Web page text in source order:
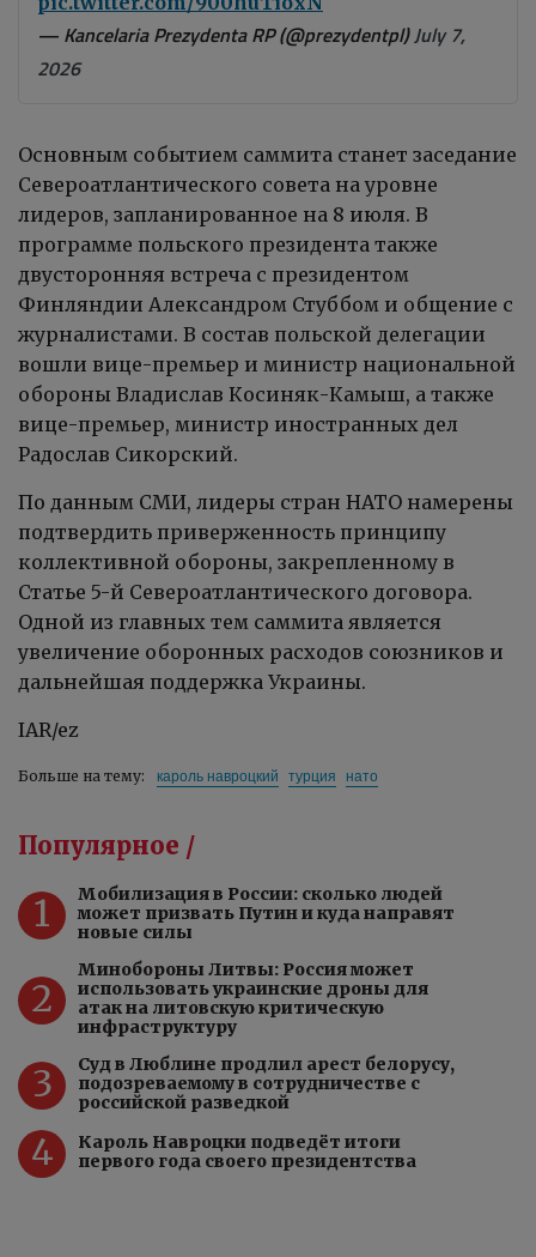
— Kancelaria Prezydenta RP (@prezydentpl)July 7,
2026
Основным событием саммита станет заседание
Североатлантического совета на уровне
лидеров, запланированное на 8 июля. В
программе польского президента также
двусторонняя встреча с президентом
Финляндии Александром Стуббом и общение с
журналистами. В состав польской делегации
вошли вице-премьер и министр национальной
обороны Владислав Косиняк-Камыш, а также
вице-премьер, министр иностранных дел
Радослав Сикорский.
По данным СМИ, лидеры стран НАТО намерены
подтвердить приверженность принципу
коллективной обороны, закрепленному в
Статье 5-й Североатлантического договора.
Одной из главных тем саммита является
увеличение оборонных расходов союзников и
дальнейшая поддержка Украины.
IAR/ez
Больше на тему: кароль навроцкий турция нато
Популярное /
1
Мобилизация в России: сколько людей
может призвать Путин и куда направят
новые силы
2
Минобороны Литвы: Россия может
использовать украинские дроны для
атак на литовскую критическую
инфраструктуру
3
Суд в Люблине продлил арест белорусу,
подозреваемому в сотрудничестве с
российской разведкой
4
Кароль Навроцки подведёт итоги
первого года своего президентства